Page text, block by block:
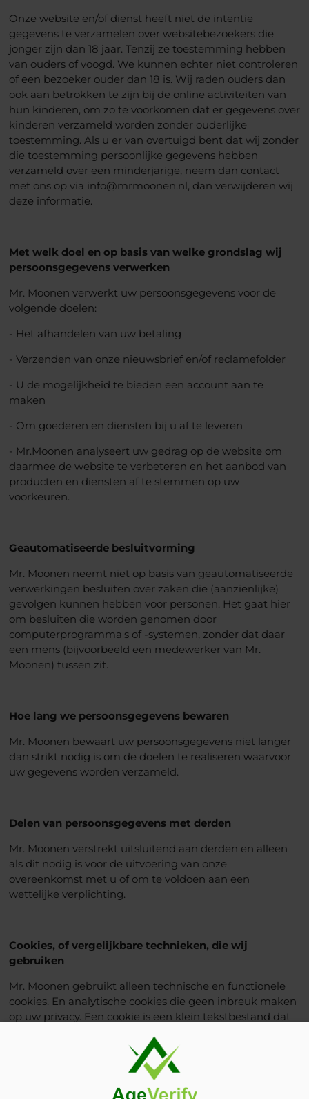
Onze website en/of dienst heeft niet de intentie
gegevens te verzamelen over websitebezoekers die
jonger zijn dan 18 jaar. Tenzij ze toestemming hebben
van ouders of voogd. We kunnen echter niet controleren
of een bezoeker ouder dan 18 is. Wij raden ouders dan
ook aan betrokken te zijn bij de online activiteiten van
hun kinderen, om zo te voorkomen dat er gegevens over
kinderen verzameld worden zonder ouderlijke
toestemming. Als u er van overtuigd bent dat wij zonder
die toestemming persoonlijke gegevens hebben
verzameld over een minderjarige, neem dan contact
met ons op via info@mrmoonen.nl, dan verwijderen wij
deze informatie.
Met welk doel en op basis van welke grondslag wij
persoonsgegevens verwerken
Mr. Moonen verwerkt uw persoonsgegevens voor de
volgende doelen:
- Het afhandelen van uw betaling
- Verzenden van onze nieuwsbrief en/of reclamefolder
- U de mogelijkheid te bieden een account aan te
maken
- Om goederen en diensten bij u af te leveren
- Mr.Moonen analyseert uw gedrag op de website om
daarmee de website te verbeteren en het aanbod van
producten en diensten af te stemmen op uw
voorkeuren.
Geautomatiseerde besluitvorming
Mr. Moonen neemt niet op basis van geautomatiseerde
verwerkingen besluiten over zaken die (aanzienlijke)
gevolgen kunnen hebben voor personen. Het gaat hier
om besluiten die worden genomen door
computerprogramma's of -systemen, zonder dat daar
een mens (bijvoorbeeld een medewerker van Mr.
Moonen) tussen zit.
Hoe lang we persoonsgegevens bewaren
Mr. Moonen bewaart uw persoonsgegevens niet langer
dan strikt nodig is om de doelen te realiseren waarvoor
uw gegevens worden verzameld.
Delen van persoonsgegevens met derden
Mr. Moonen verstrekt uitsluitend aan derden en alleen
als dit nodig is voor de uitvoering van onze
overeenkomst met u of om te voldoen aan een
wettelijke verplichting.
Cookies, of vergelijkbare technieken, die wij
gebruiken
Mr. Moonen gebruikt alleen technische en functionele
cookies. En analytische cookies die geen inbreuk maken
op uw privacy. Een cookie is een klein tekstbestand dat
opgeslagen op uw computer, tablet of smartphone. De
cookies die wij gebruiken zijn noodzakelijk voor de
technische werking van de website en uw
gebruiksgemak. Ze zorgen ervoor dat de website naar